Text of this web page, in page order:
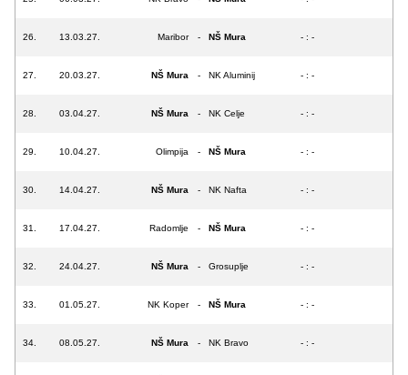
26. 13.03.27. Maribor - NŠ Mura - : -
27. 20.03.27. NŠ Mura - NK Aluminij - : -
28. 03.04.27. NŠ Mura - NK Celje - : -
29. 10.04.27. Olimpija - NŠ Mura - : -
30. 14.04.27. NŠ Mura - NK Nafta - : -
31. 17.04.27. Radomlje - NŠ Mura - : -
32. 24.04.27. NŠ Mura - Grosuplje - : -
33. 01.05.27. NK Koper - NŠ Mura - : -
34. 08.05.27. NŠ Mura - NK Bravo - : -